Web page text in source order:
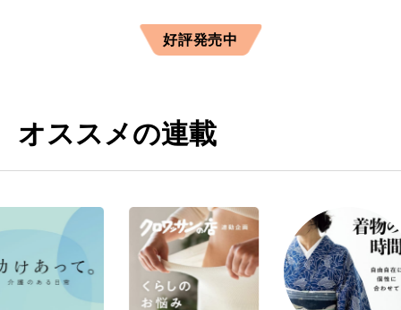
好評発売中
オススメの連載